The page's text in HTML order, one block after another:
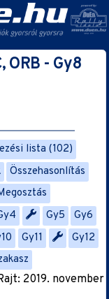
ORB - Gy8
lista (102)
Összehasonlítás
Gy5
Gy6
Gy11
Gy12
2019. november